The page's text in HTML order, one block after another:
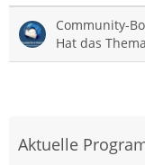
Community-
Hat das
Aktuelle